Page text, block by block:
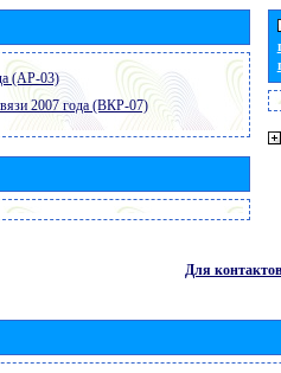
(АР-03)
2007 года (ВКР-07)
Для контактов